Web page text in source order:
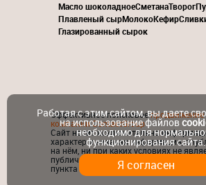
Масло шоколадноеСметанаТворог
Плавленый сырМолокоКефир
Глазированный сырок
Эффективное поисковоепродвижение
компании ContactGroup
Сайт носит исключительно
характер и никакая информация,
на нём, ни при каких условиях не
публичной офертой, определяемой
пункта 2 статьи 437 ГК РФ.
Работая с этим сайтом, вы даете
на использование файлов
необходимо для
функционирования сайта.
Я согласен